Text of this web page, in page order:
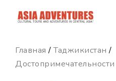
news_id
Главная /Таджикистан /
Достопримечательности